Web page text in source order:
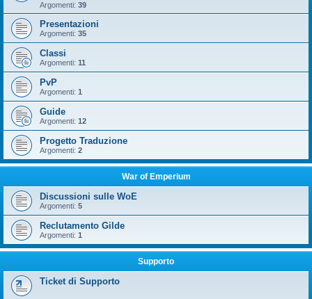
Argomenti: 39
Presentazioni
Argomenti: 35
Classi
Argomenti: 11
PvP
Argomenti: 1
Guide
Argomenti: 12
Progetto Traduzione
Argomenti: 2
War of Emperium
Discussioni sulle WoE
Argomenti: 5
Reclutamento Gilde
Argomenti: 1
Supporto
Ticket di Supporto